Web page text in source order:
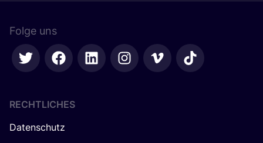
Folge uns
RECHTLICHES
Datenschutz